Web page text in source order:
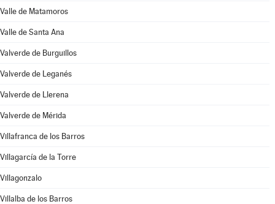
Valle de Matamoros
Valle de Santa Ana
Valverde de Burguillos
Valverde de Leganés
Valverde de Llerena
Valverde de Mérida
Villafranca de los Barros
Villagarcía de la Torre
Villagonzalo
Villalba de los Barros